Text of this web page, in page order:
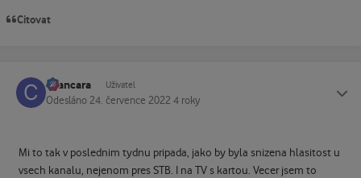
Citovat
cvancara Uživatel
Odesláno 24. července 2022 4 roky
Mi to tak v poslednim tydnu pripada, jako by byla snizena hlasitost u
vsech kanalu, nejenom pres STB. I na TV s kartou. Vecer jsem to